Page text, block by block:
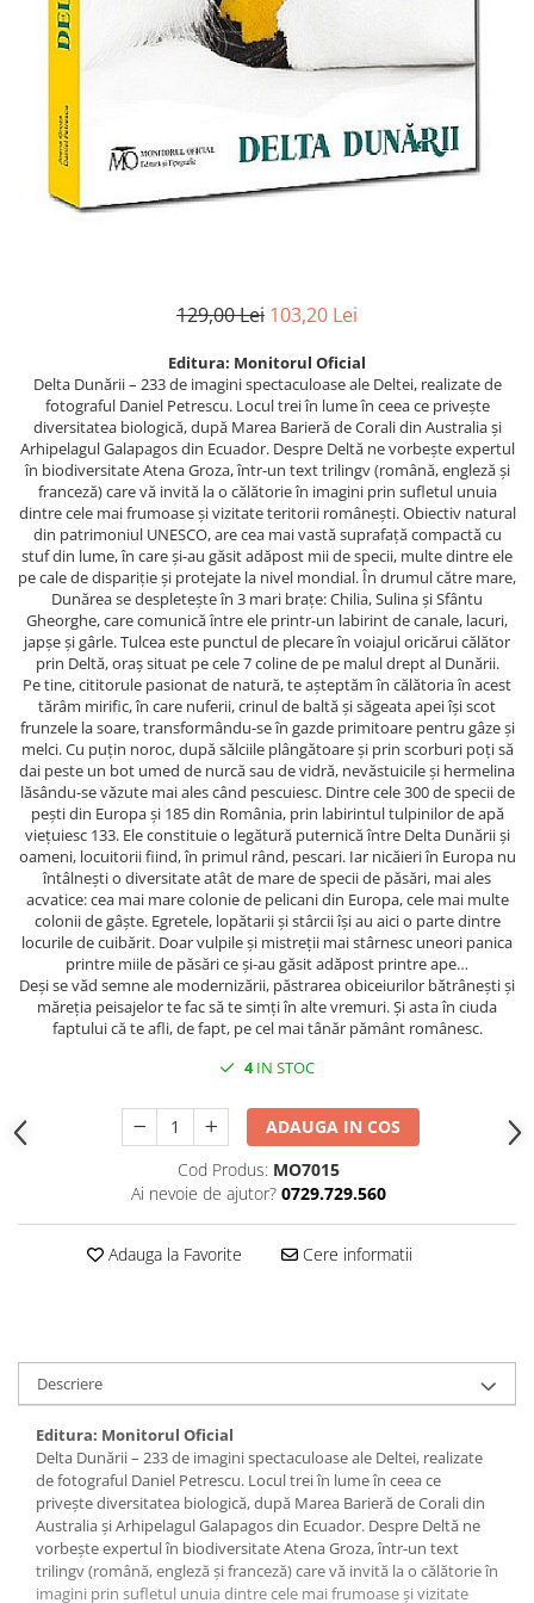
Istorie
Jurnale/Memorii
Manuale scolare/Cursuri
Medicină
Poezie
Spiritualitate/Ezoterism
Sport
Stiinte/Educatie
129,00 Lei 103,20 Lei
Editura: Monitorul Oficial
Delta Dunării – 233 de imagini spectaculoase ale Deltei, realizate de
fotograful Daniel Petrescu. Locul trei în lume în ceea ce privește
diversitatea biologică, după Marea Barieră de Corali din Australia și
Arhipelagul Galapagos din Ecuador. Despre Deltă ne vorbește expertul
în biodiversitate Atena Groza, într-un text trilingv (română, engleză și
franceză) care vă invită la o călătorie în imagini prin sufletul unuia
dintre cele mai frumoase și vizitate teritorii românești. Obiectiv natural
din patrimoniul UNESCO, are cea mai vastă suprafață compactă cu
stuf din lume, în care și-au găsit adăpost mii de specii, multe dintre ele
pe cale de dispariție și protejate la nivel mondial. În drumul către mare,
Dunărea se despletește în 3 mari brațe: Chilia, Sulina și Sfântu
Gheorghe, care comunică între ele printr-un labirint de canale, lacuri,
japșe și gârle. Tulcea este punctul de plecare în voiajul oricărui călător
prin Deltă, oraș situat pe cele 7 coline de pe malul drept al Dunării.
Pe tine, cititorule pasionat de natură, te așteptăm în călătoria în acest
tărâm mirific, în care nuferii, crinul de baltă și săgeata apei își scot
frunzele la soare, transformându-se în gazde primitoare pentru gâze și
melci. Cu puțin noroc, după sălciile plângătoare și prin scorburi poți să
dai peste un bot umed de nurcă sau de vidră, nevăstuicile și hermelina
lăsându-se văzute mai ales când pescuiesc. Dintre cele 300 de specii de
pești din Europa și 185 din România, prin labirintul tulpinilor de apă
viețuiesc 133. Ele constituie o legătură puternică între Delta Dunării și
oameni, locuitorii fiind, în primul rând, pescari. Iar nicăieri în Europa nu
întâlnești o diversitate atât de mare de specii de păsări, mai ales
acvatice: cea mai mare colonie de pelicani din Europa, cele mai multe
colonii de gâște. Egretele, lopătarii și stârcii își au aici o parte dintre
locurile de cuibărit. Doar vulpile și mistreții mai stârnesc uneori panica
printre miile de păsări ce și-au găsit adăpost printre ape…
Deși se văd semne ale modernizării, păstrarea obiceiurilor bătrânești și
măreția peisajelor te fac să te simți în alte vremuri. Și asta în ciuda
faptului că te afli, de fapt, pe cel mai tânăr pământ românesc.
4IN STOC
ADAUGA IN COS
Cod Produs: MO7015
Ai nevoie de ajutor? 0729.729.560
Adauga la Favorite Cere informatii
Descriere
Editura: Monitorul Oficial
Delta Dunării – 233 de imagini spectaculoase ale Deltei, realizate
de fotograful Daniel Petrescu. Locul trei în lume în ceea ce
privește diversitatea biologică, după Marea Barieră de Corali din
Australia și Arhipelagul Galapagos din Ecuador. Despre Deltă ne
vorbește expertul în biodiversitate Atena Groza, într-un text
trilingv (română, engleză și franceză) care vă invită la o călătorie în
imagini prin sufletul unuia dintre cele mai frumoase și vizitate